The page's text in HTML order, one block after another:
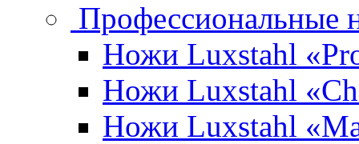
Профессиональные
Ножи Luxstahl
Ножи Luxstahl
Ножи Luxstahl